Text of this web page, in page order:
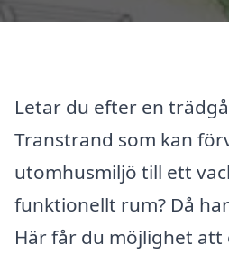
Letar du efter en
Transtrand som kan
utomhusmiljö till ett
funktionellt rum? Då
Här får du möjlighet att